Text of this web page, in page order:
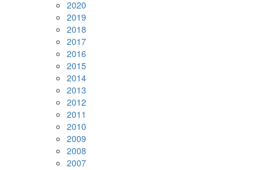
2020
2019
2018
2017
2016
2015
2014
2013
2012
2011
2010
2009
2008
2007